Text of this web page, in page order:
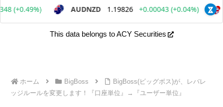
This data belongs to ACY Securities
ホーム BigBoss
BigBoss(ビッグボス)が、レバレ
ッジルールを変更します！『口座単位』→『ユーザー単位』